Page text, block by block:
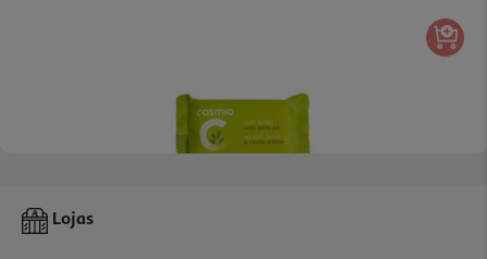
Sabonete Cosmia Azeite 90g 1un
Lojas